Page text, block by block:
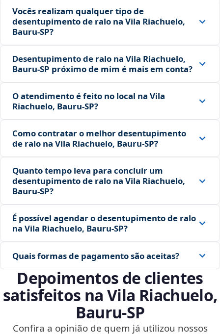
Vocês realizam qualquer tipo de
desentupimento de ralo na Vila Riachuelo,
Bauru‑SP?
Desentupimento de ralo na Vila Riachuelo,
Bauru‑SP próximo de mim é mais em conta?
O atendimento é feito no local na Vila
Riachuelo, Bauru‑SP?
Como contratar o melhor desentupimento
de ralo na Vila Riachuelo, Bauru‑SP?
Quanto tempo leva para concluir um
desentupimento de ralo na Vila Riachuelo,
Bauru‑SP?
É possível agendar o desentupimento de ralo
na Vila Riachuelo, Bauru‑SP?
Quais formas de pagamento são aceitas?
Depoimentos de clientes
satisfeitos na Vila Riachuelo,
Bauru‑SP
Confira a opinião de quem já utilizou nossos